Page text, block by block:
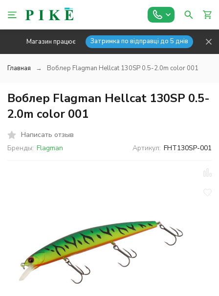
Магазин працює Затримка по відправці до 5 днів
Главная Воблер Flagman Hellcat 130SP 0.5-2.0m color 001
Воблер Flagman Hellcat 130SP 0.5-
2.0m color 001
Написать отзыв
Бренды: Flagman Артикул: FHT130SP-001